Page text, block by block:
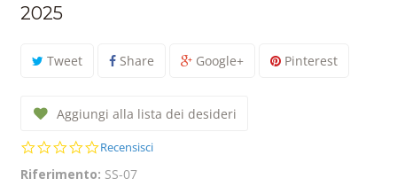
2025
Tweet Share Google+ Pinterest
Aggiungi alla lista dei desideri
0.0
rating
Recensisci
Riferimento: SS-07